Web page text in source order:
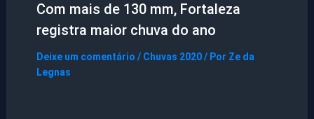
Com mais de 130 mm, Fortaleza
registra maior chuva do ano
Deixe um comentário / Chuvas 2020/ Por Ze da
Legnas